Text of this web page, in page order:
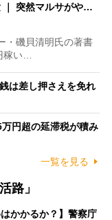
｜ 突然マルサがや…
・磯貝清明氏の著書
稼い…
は差し押さえを免れ
円超の延滞税が積み
一覧を見る
路」
かかるか？】警察庁